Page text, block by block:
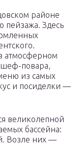
районе
пейзажа. Здесь
атмосферном
шеф-повара,
из самых
и посиделки —
великолепной
бассейна:
Возле них —